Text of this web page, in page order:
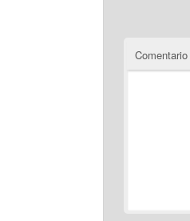
Comentario